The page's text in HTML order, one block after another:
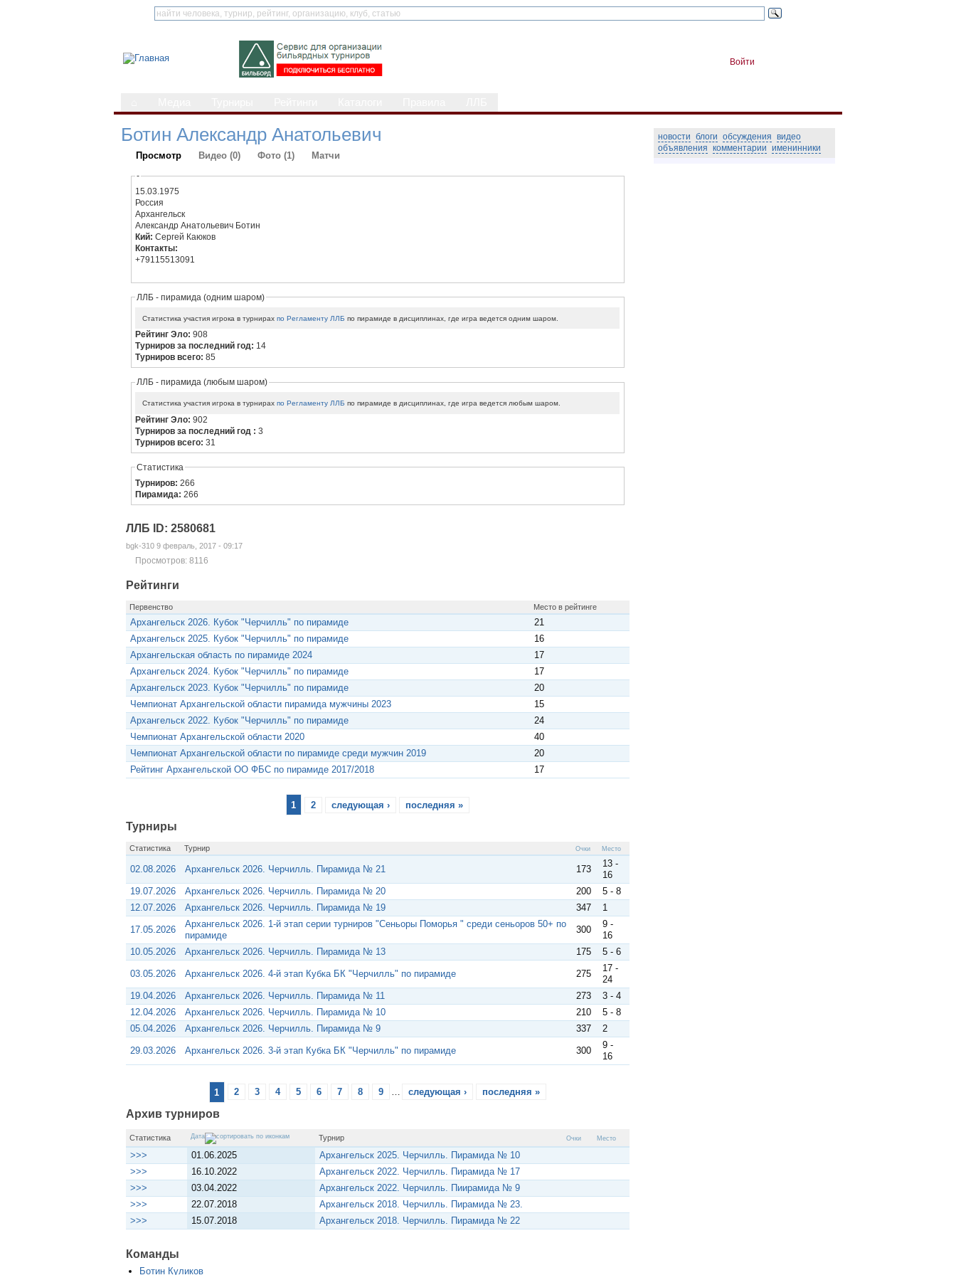
Войти
Ботин Александр Анатольевич
Просмотр Видео (0) Фото (1) Матчи
-
15.03.1975
Россия
Архангельск
Александр Анатольевич Ботин
Кий:Сергей Каюков
Контакты:
+79115513091
ЛЛБ - пирамида (одним шаром)
Статистика участия игрока в турнирахпо Регламенту ЛЛБ по пирамиде в дисциплинах, где игра ведется одним шаром.
Рейтинг Эло:908
Турниров за последний год: 14
Турниров всего:85
ЛЛБ - пирамида (любым шаром)
Статистика участия игрока в турнирахпо Регламенту ЛЛБ по пирамиде в дисциплинах, где игра ведется любым шаром.
Рейтинг Эло:902
Турниров за последний год :3
Турниров всего:31
Статистика
Турниров:266
Пирамида:266
ЛЛБ ID: 2580681
bgk-310 9 февраль, 2017 - 09:17
Просмотров: 8116
Рейтинги
Первенство Место в рейтинге
Архангельск 2026. Кубок "Черчилль" по пирамиде
21
Архангельск 2025. Кубок "Черчилль" по пирамиде
16
Архангельская область по пирамиде 2024
17
Архангельск 2024. Кубок "Черчилль" по пирамиде
17
Архангельск 2023. Кубок "Черчилль" по пирамиде
20
Чемпионат Архангельской области пирамида мужчины 2023
15
Архангельск 2022. Кубок "Черчилль" по пирамиде
24
Чемпионат Архангельской области 2020
40
Чемпионат Архангельской области по пирамиде среди мужчин 2019
20
Рейтинг Архангельской ОО ФБС по пирамиде 2017/2018
17
1 2 следующая › последняя »
Турниры
Статистика Турнир Очки Место
02.08.2026 Архангельск 2026. Черчилль. Пирамида № 21 173
13 -
16
19.07.2026
Архангельск 2026. Черчилль. Пирамида № 20 200
5 - 8
12.07.2026
Архангельск 2026. Черчилль. Пирамида № 19 347 1
17.05.2026
Архангельск 2026. 1-й этап серии турниров "Сеньоры Поморья " среди сеньоров 50+ по
пирамиде
300
9 -
16
10.05.2026
Архангельск 2026. Черчилль. Пирамида № 13 175 5 - 6
03.05.2026 Архангельск 2026. 4-й этап Кубка БК "Черчилль" по пирамиде 275
17 -
24
19.04.2026
Архангельск 2026. Черчилль. Пирамида № 11 273
3 - 4
12.04.2026
Архангельск 2026. Черчилль. Пирамида № 10 210
5 - 8
05.04.2026
Архангельск 2026. Черчилль. Пирамида № 9 337 2
29.03.2026 Архангельск 2026. 3-й этап Кубка БК "Черчилль" по пирамиде 300
9 -
16
1 2 3 4 5 6 7 8 9 … следующая › последняя »
Архив турниров
Статистика Дата Турнир Очки Место
>>> 01.06.2025
Архангельск 2025. Черчилль. Пирамида № 10
>>>
16.10.2022
Архангельск 2022. Черчилль. Пирамида № 17
>>>
03.04.2022
Архангельск 2022. Черчилль. Пиирамида № 9
>>>
22.07.2018
Архангельск 2018. Черчилль. Пирамида № 23.
>>>
15.07.2018 Архангельск 2018. Черчилль. Пирамида № 22
Команды
Ботин Куликов
новости блоги обсуждения видео
объявления комментарии именинники